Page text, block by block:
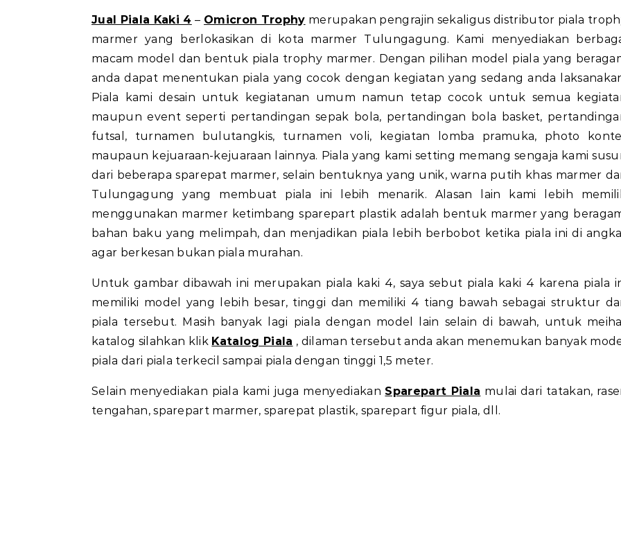
Jual Piala Kaki 4 – Omicron Trophy merupakan pengrajin sekaligus distributor piala
marmer yang berlokasikan di kota marmer Tulungagung. Kami menyediakan
macam model dan bentuk piala trophy marmer. Dengan pilihan model piala yang
anda dapat menentukan piala yang cocok dengan kegiatan yang sedang anda
Piala kami desain untuk kegiatanan umum namun tetap cocok untuk semua
maupun event seperti pertandingan sepak bola, pertandingan bola basket,
futsal, turnamen bulutangkis, turnamen voli, kegiatan lomba pramuka, photo
maupaun kejuaraan-kejuaraan lainnya. Piala yang kami setting memang sengaja kami
dari beberapa sparepat marmer, selain bentuknya yang unik, warna putih khas marmer
Tulungagung yang membuat piala ini lebih menarik. Alasan lain kami lebih
menggunakan marmer ketimbang sparepart plastik adalah bentuk marmer yang
bahan baku yang melimpah, dan menjadikan piala lebih berbobot ketika piala ini di
agar berkesan bukan piala murahan.
Untuk gambar dibawah ini merupakan piala kaki 4, saya sebut piala kaki 4 karena piala
memiliki model yang lebih besar, tinggi dan memiliki 4 tiang bawah sebagai struktur
piala tersebut. Masih banyak lagi piala dengan model lain selain di bawah, untuk
katalog silahkan klik Katalog Piala , dilaman tersebut anda akan menemukan banyak
piala dari piala terkecil sampai piala dengan tinggi 1,5 meter.
Selain menyediakan piala kami juga menyediakan Sparepart Piala mulai dari tatakan,
tengahan, sparepart marmer, sparepat plastik, sparepart figur piala, dll.